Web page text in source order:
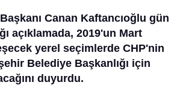
Canan Kaftancıoğlu gün
açıklamada, 2019'un Mart
yerel seçimlerde CHP'nin
Belediye Başkanlığı için
duyurdu.